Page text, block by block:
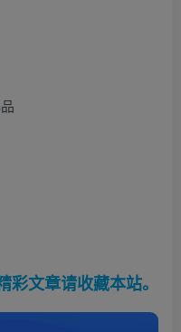
文章请收藏本站。